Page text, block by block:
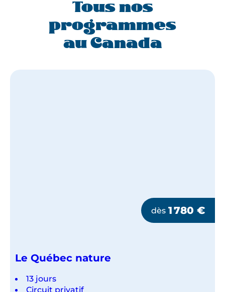
Tous nos
programmes
au Canada
dès 1 780 €
Le Québec nature
13 jours
Circuit privatif